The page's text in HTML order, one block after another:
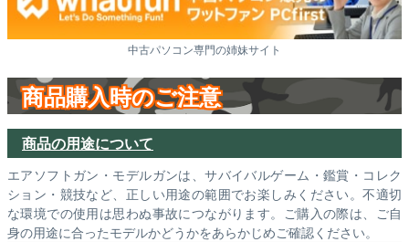
中古パソコン専門の姉妹サイト
商品購入時のご注意
商品の用途について
エアソフトガン・モデルガンは、サバイバルゲーム・鑑賞・コレク
ション・競技など、正しい用途の範囲でお楽しみください。不適切
な環境での使用は思わぬ事故につながります。ご購入の際は、ご自
身の用途に合ったモデルかどうかをあらかじめご確認ください。